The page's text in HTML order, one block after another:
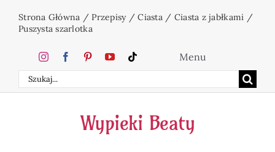
zawartości
Strona Główna /Przepisy/Ciasta/ Ciasta z jabłkami /
Puszysta szarlotka
Szukaj
Menu
Home
Ciasta
Wypieki Beaty